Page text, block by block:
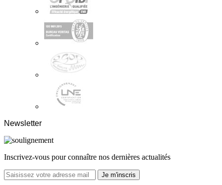
Newsletter
Inscrivez-vous pour connaître nos dernières actualités
Je m'inscris